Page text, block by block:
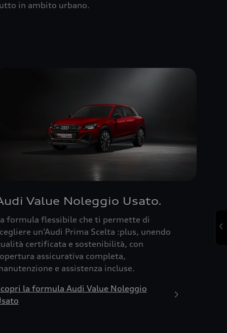
in ambito urbano.
Value Noleggio Usato.
formula flessibile che ti permette di
un’Audi Prima Scelta :plus, unendo
certificata e sostenibilità, con
assicurativa completa,
e assistenza incluse.
la formula Audi Value Noleggio